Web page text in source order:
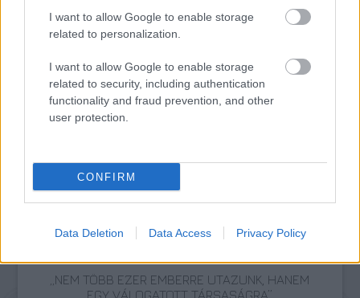
I want to allow Google to enable storage
related to personalization.
I want to allow Google to enable storage
related to security, including authentication
functionality and fraud prevention, and other
user protection.
CONFIRM
Data Deletion Data Access Privacy Policy
„NEM TÖBB EZER EMBERRE UTAZUNK, HANEM
EGY VÁLOGATOTT TÁRSASÁGRA”